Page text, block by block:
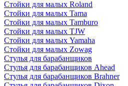
Стойки для малых Roland
Стойки для малых Tama
Стойки для малых Tamburo
Стойки для малых TJW
Стойки для малых Yamaha
Стойки для малых Zowag
Стулья для барабанщиков
Стулья для барабанщиков Ahead
Стулья для барабанщиков Brahner